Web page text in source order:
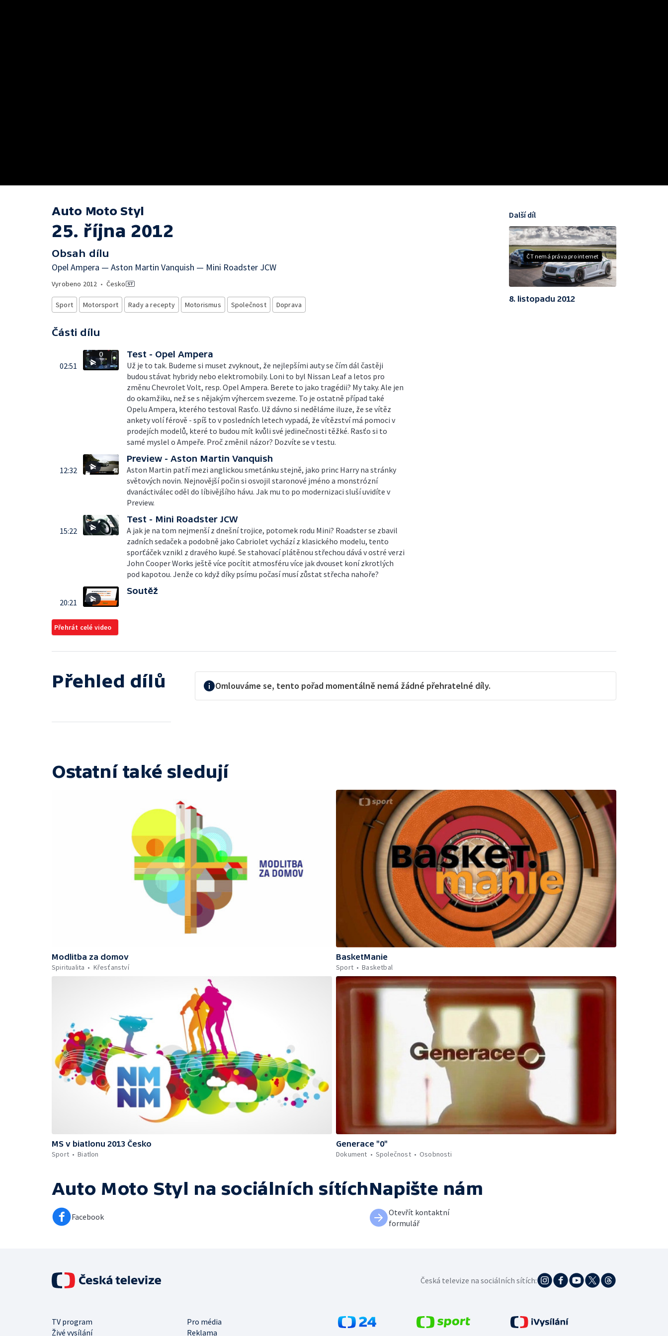
Auto Moto Styl
25. října 2012
Obsah dílu
Opel Ampera — Aston Martin Vanquish — Mini Roadster JCW
Vyrobeno 2012 • Česko
Sport Motorsport Rady a recepty Motorismus Společnost Doprava
Části dílu
02:51
Test - Opel Ampera
Už je to tak. Budeme si muset zvyknout, že nejlepšími auty se čím dál častěji
budou stávat hybridy nebo elektromobily. Loni to byl Nissan Leaf a letos pro
změnu Chevrolet Volt, resp. Opel Ampera. Berete to jako tragédii? My taky. Ale jen
do okamžiku, než se s nějakým výhercem svezeme. To je ostatně případ také
Opelu Ampera, kterého testoval Rasťo. Už dávno si neděláme iluze, že se vítěz
ankety volí férově - spíš to v posledních letech vypadá, že vítězství má pomoci v
prodejích modelů, které to budou mít kvůli své jedinečnosti těžké. Rasťo si to
samé myslel o Ampeře. Proč změnil názor? Dozvíte se v testu.
12:32
Preview - Aston Martin Vanquish
Aston Martin patří mezi anglickou smetánku stejně, jako princ Harry na stránky
světových novin. Nejnovější počin si osvojil staronové jméno a monstrózní
dvanáctiválec oděl do líbivějšího hávu. Jak mu to po modernizaci sluší uvidíte v
Preview.
15:22
Test - Mini Roadster JCW
A jak je na tom nejmenší z dnešní trojice, potomek rodu Mini? Roadster se zbavil
zadních sedaček a podobně jako Cabriolet vychází z klasického modelu, tento
sporťáček vznikl z dravého kupé. Se stahovací plátěnou střechou dává v ostré verzi
John Cooper Works ještě více pocítit atmosféru více jak dvouset koní zkrotlých
pod kapotou. Jenže co když díky psímu počasí musí zůstat střecha nahoře?
20:21
Soutěž
Přehrát celé video
ČT nemá práva pro internet
Další díl
8. listopadu 2012
Přehled dílů Omlouváme se, tento pořad momentálně nemá žádné přehratelné díly.
Ostatní také sledují
Modlitba za domov
Spiritualita
Křesťanství
BasketManie
Sport
Basketbal
MS v biatlonu 2013 Česko
Sport
Biatlon
Generace "0"
Dokument
Společnost Osobnosti
Auto Moto Styl na sociálních sítích
Facebook
Napište nám
Otevřít kontaktní
formulář
TV program
Pro média
Živé vysílání
Reklama
Česká televize na sociálních sítích: